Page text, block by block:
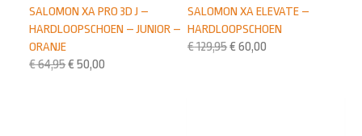
SALOMON XA ELEVATE –
HARDLOOPSCHOEN
€129,95€ 60,00
SALOMON XA PRO 3D J –
HARDLOOPSCHOEN – JUNIOR –
ORANJE
€64,95€ 50,00